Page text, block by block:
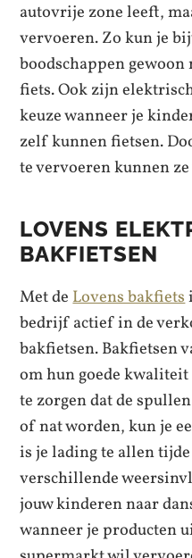
autovrije zone leeft,
vervoeren. Zo kun je
boodschappen
fiets. Ook zijn
keuze wanneer je
zelf kunnen fietsen.
te vervoeren kunnen
LOVENS
BAKFIETSEN
Met deLovens bakfiets
bedrijf actief in de
bakfietsen. Bakfietsen
om hun goede
te zorgen dat de
of nat worden, kun je
is je lading te allen
verschillende
jouw kinderen naar
wanneer je producten